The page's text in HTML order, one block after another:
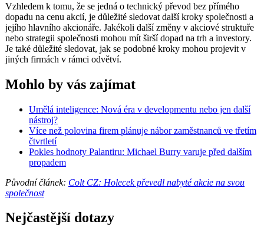
Vzhledem k tomu, že se jedná o technický převod bez přímého
dopadu na cenu akcií, je důležité sledovat další kroky společnosti a
jejího hlavního akcionáře. Jakékoli další změny v akciové struktuře
nebo strategii společnosti mohou mít širší dopad na trh a investory.
Je také důležité sledovat, jak se podobné kroky mohou projevit v
jiných firmách v rámci odvětví.
Mohlo by vás zajímat
Umělá inteligence: Nová éra v developmentu nebo jen další
nástroj?
Více než polovina firem plánuje nábor zaměstnanců ve třetím
čtvrtletí
Pokles hodnoty Palantiru: Michael Burry varuje před dalším
propadem
Původní článek: Colt CZ: Holecek převedl nabyté akcie na svou
společnost
Nejčastější dotazy